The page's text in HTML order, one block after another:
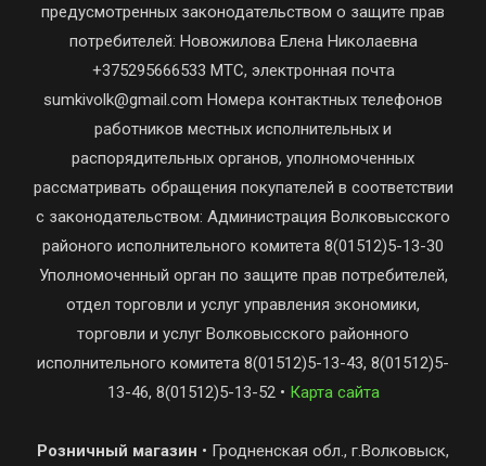
предусмотренных законодательством о защите прав
потребителей: Новожилова Елена Николаевна
+375295666533 МТС, электронная почта
sumkivolk@gmail.com Номера контактных телефонов
работников местных исполнительных и
распорядительных органов, уполномоченных
рассматривать обращения покупателей в соответствии
с законодательством: Администрация Волковысского
районого исполнительного комитета 8(01512)5-13-30
Уполномоченный орган по защите прав потребителей,
отдел торговли и услуг управления экономики,
торговли и услуг Волковысского районного
исполнительного комитета 8(01512)5-13-43, 8(01512)5-
13-46, 8(01512)5-13-52 • Карта сайта
Розничный магазин • Гродненская обл., г.Волковыск,